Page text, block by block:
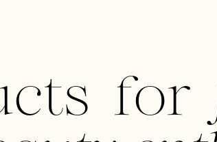
for